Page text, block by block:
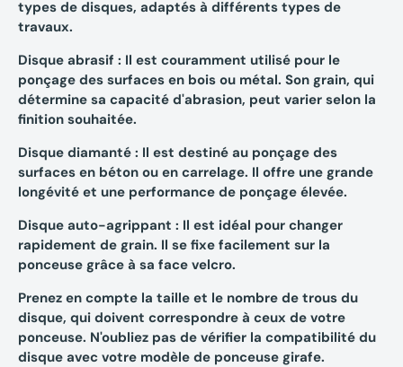
types de disques, adaptés à différents types de
travaux.
Disque abrasif : Il est couramment utilisé pour le
ponçage des surfaces en bois ou métal. Son grain, qui
détermine sa capacité d'abrasion, peut varier selon la
finition souhaitée.
Disque diamanté : Il est destiné au ponçage des
surfaces en béton ou en carrelage. Il offre une grande
longévité et une performance de ponçage élevée.
Disque auto-agrippant : Il est idéal pour changer
rapidement de grain. Il se fixe facilement sur la
ponceuse grâce à sa face velcro.
Prenez en compte la taille et le nombre de trous du
disque, qui doivent correspondre à ceux de votre
ponceuse. N'oubliez pas de vérifier la compatibilité du
disque avec votre modèle de ponceuse girafe.